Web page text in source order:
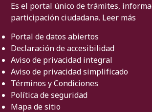
Es el portal único de trámites,
participación ciudadana. Leer más
Portal de datos abiertos
Declaración de accesibilidad
Aviso de privacidad integral
Aviso de privacidad simplificado
Términos y Condiciones
Política de seguridad
Mapa de sitio